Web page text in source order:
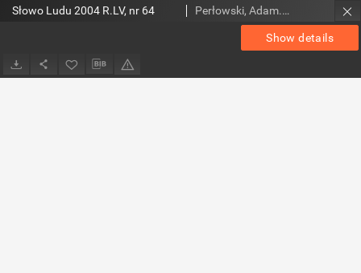
Show details
Słowo Ludu 2004 R.LV, nr 64 Perłowski, Adam. Red.